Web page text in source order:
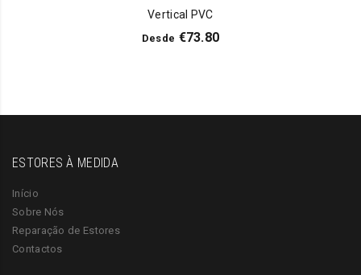
Vertical PVC
Desde €73.80
ESTORES À MEDIDA
Início
Sobre Nós
Reparação de Estores
Contactos